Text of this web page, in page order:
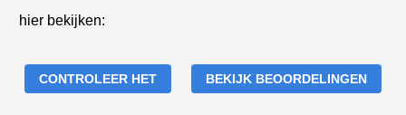
hier bekijken:
CONTROLEER HET BEKIJK BEOORDELINGEN